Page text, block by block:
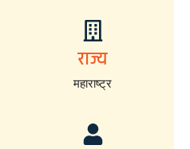
राज्य
महाराष्ट्र